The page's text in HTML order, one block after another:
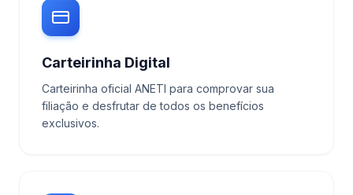
Carteirinha Digital
Carteirinha oficial ANETI para comprovar sua
filiação e desfrutar de todos os benefícios
exclusivos.